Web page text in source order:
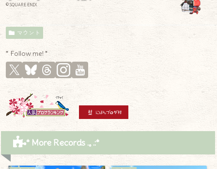
© SQUARE ENIX
マウント
* Follow me! *
* More Records .｡.:*